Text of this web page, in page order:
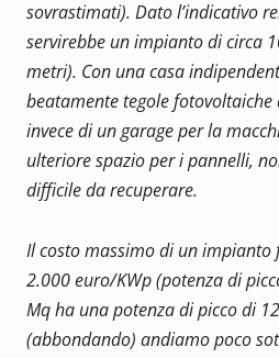
sovrastimati). Dato l’indicativo
servirebbe un impianto di circa
metri). Con una casa
beatamente tegole
invece di un garage per la
ulteriore spazio per i pannelli,
difficile da recuperare.
Il costo massimo di un impianto
2.000 euro/KWp (potenza di
Mq ha una potenza di picco di
(abbondando) andiamo poco